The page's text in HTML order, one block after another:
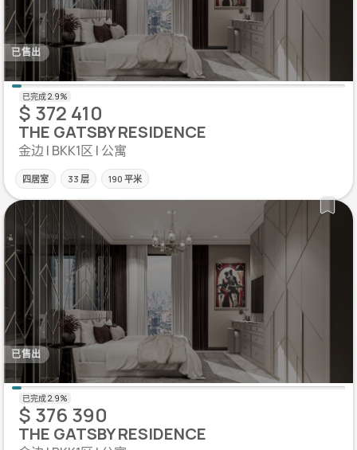
已售出
$ 372 410
THE GATSBY RESIDENCE
金边 | BKK1区 | 公寓
四居室 33 层 190 平米
已售出
$ 376 390
THE GATSBY RESIDENCE